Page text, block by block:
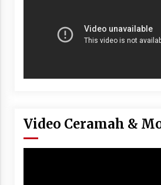
Video Ceramah &